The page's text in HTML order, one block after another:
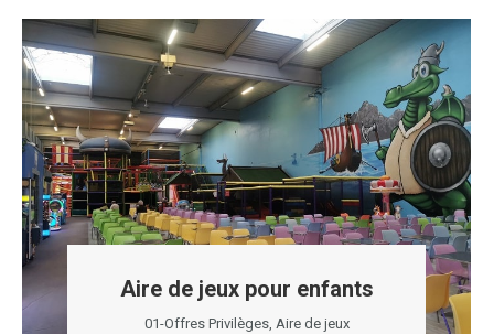
Aire de jeux pour enfants
01-Offres Privilèges, Aire de jeux